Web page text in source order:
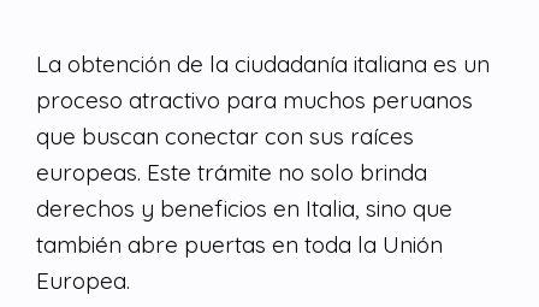
La obtención de la ciudadanía italiana es un
proceso atractivo para muchos peruanos
que buscan conectar con sus raíces
europeas. Este trámite no solo brinda
derechos y beneficios en Italia, sino que
también abre puertas en toda la Unión
Europea.